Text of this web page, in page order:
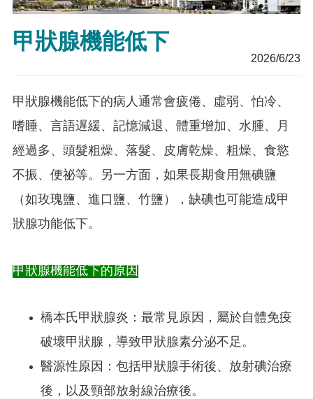
甲狀腺機能低下
2026/6/23
甲狀腺機能低下的病人通常會疲倦、虛弱、怕冷、
嗜睡、言語遅緩、記憶減退、體重增加、水腫、月
經過多、頭髮粗燥、落髮、皮膚乾燥、粗燥、食慾
不振、便祕等。另一方面，如果長期食用無碘鹽
（如玫瑰鹽、進口鹽、竹鹽），缺碘也可能造成甲
狀腺功能低下。
甲狀腺機能低下的原因
橋本氏甲狀腺炎：最常見原因，屬於自體免疫
破壞甲狀腺，導致甲狀腺素分泌不足。
醫源性原因：包括甲狀腺手術後、放射碘治療
後，以及頸部放射線治療後。